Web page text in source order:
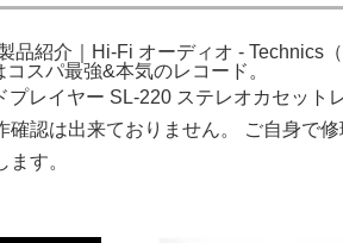
紹介｜Hi-Fi オーディオ - Technics
スパ最強&本気のレコード。
レイヤー SL-220 ステレオカセッ
認は出来ておりません。 ご自身で
す。